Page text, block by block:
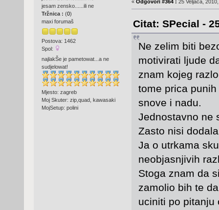
jesam zensko......ili ne
Tržnica : (0)
maxi forumaš
Postova: 1462
Spol:
najlakŠe je pametowat...a ne
sudjelowat!
Mjesto: zagreb
Moj Skuter: zip,quad, kawasaki
MojSetup: polini
« Odgovori #364 : 25 Veljača,
Citat: SPecial -
Ne zelim biti
motivirati ljude
znam kojeg
tome prica
snove i nadu.
Jednostavno ne
Zasto nisi
Ja o utrkama
neobjasnjivih
Stoga znam da
zamolio bih te
uciniti po pitanju